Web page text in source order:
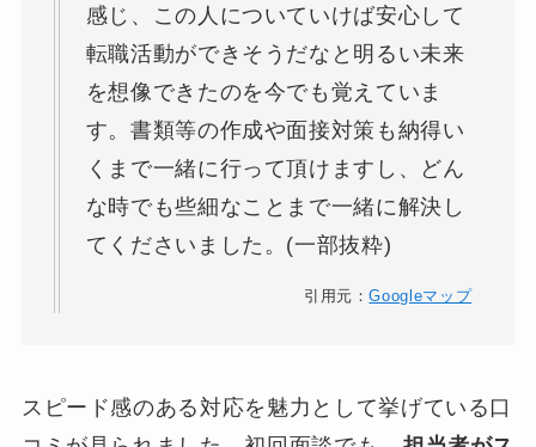
感じ、この人についていけば安心して
転職活動ができそうだなと明るい未来
を想像できたのを今でも覚えていま
す。書類等の作成や面接対策も納得い
くまで一緒に行って頂けますし、どん
な時でも些細なことまで一緒に解決し
てくださいました。(一部抜粋)
引用元：Googleマップ
スピード感のある対応を魅力として挙げている口